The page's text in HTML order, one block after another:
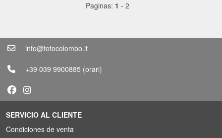
Paginas: 1 - 2
info@fotocolombo.it
+39 039 9900885 (orari)
SERVICIO AL CLIENTE
Condiciones de venta